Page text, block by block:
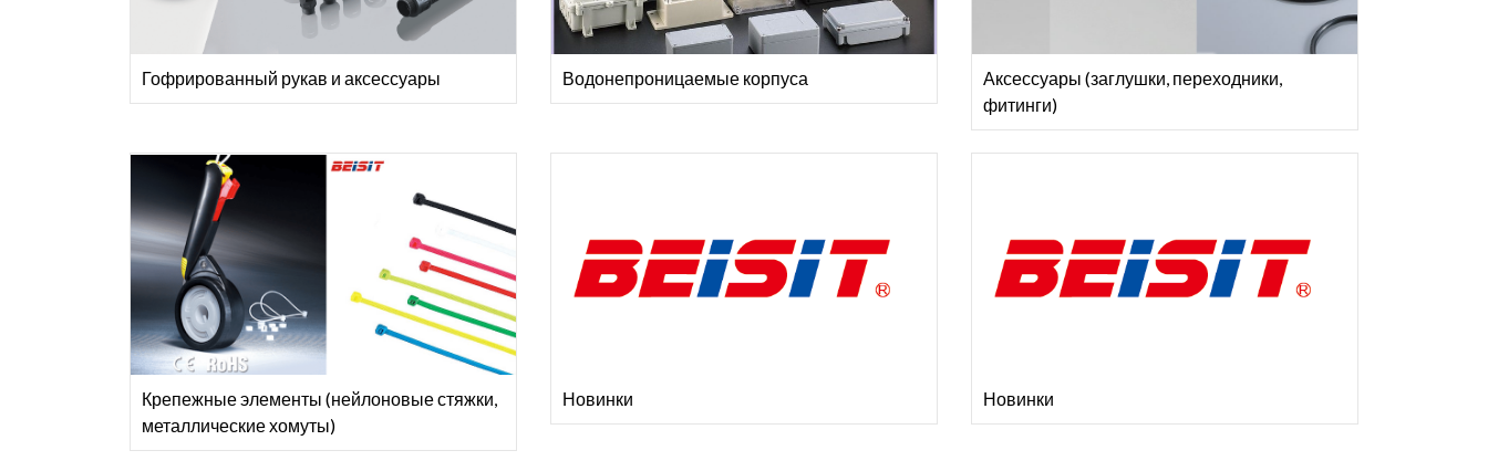
Гофрированный рукав и аксессуары Водонепроницаемые корпуса
Аксессуары (заглушки, переходники,
фитинги)
Крепежные элементы (нейлоновые стяжки,
металлические хомуты)
Новинки Новинки